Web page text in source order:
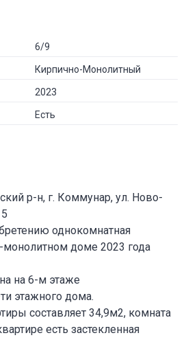
6/9
Кирпично-Монолитный
2023
Есть
р-н, г. Коммунар, ул. Ново-
однокомнатная
монолитном доме 2023 года
на 6-м этаже
этажного дома.
составляет 34,9м2, комната
есть застекленная